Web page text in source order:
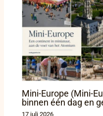
Mini-Europe (Mini-
binnen één dag en
17 juli 2026